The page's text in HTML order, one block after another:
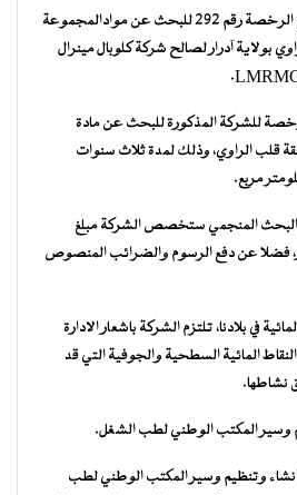
– مشروع مرسوم يقضي بمنح الرخصة رقم 292 للبحث عن موادالمجموعة
بولاية آدرار لصالح شركة كلوبال مينرال
للشركة المذكورة للبحث عن مادة
قلب الراوي، وذلك لمدة ثلاث سنوات
البحث المنجمي ستخصص الشركة مبلغ
للاستثمار، فضلا عن دفع الرسوم والضرائب المنصوص
في بلادنا، تلتزم الشركة باشعار الادارة
المائية السطحية والجوفية التي قد
نشاطها.
المكتب الوطني لطب الشغل.
وتنظيم وسير المكتب الوطني لطب